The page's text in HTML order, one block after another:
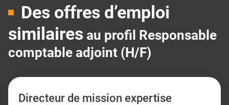
Des offres d’emploi
similaires au profil Responsable
comptable adjoint (H/F)
Directeur de mission expertise